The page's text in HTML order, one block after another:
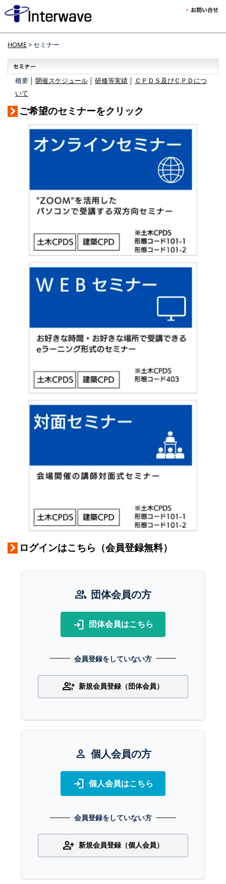
HOME> セミナー
概要 │ 開催スケジュール 研修等実績
ＣＰＤＳ及びＣＰＤにつ
いて
ご希望のセミナーをクリック
ログインはこちら（会員登録無料）
group 団体会員の方
login 団体会員はこちら
会員登録をしていない方
group_add 新規会員登録（団体会員）
person 個人会員の方
login 個人会員はこちら
会員登録をしていない方
person_add 新規会員登録（個人会員）